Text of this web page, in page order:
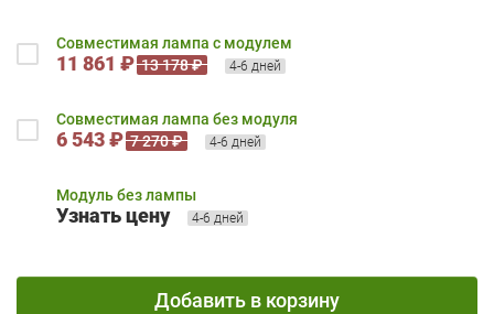
Совместимая лампа с модулем
11 861 ₽ 13 178 ₽ 4-6 дней
Совместимая лампа без модуля
6 543 ₽ 7 270 ₽ 4-6 дней
Модуль без лампы
Узнать цену 4-6 дней
Добавить в корзину